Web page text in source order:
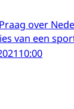
over
van een
10:00